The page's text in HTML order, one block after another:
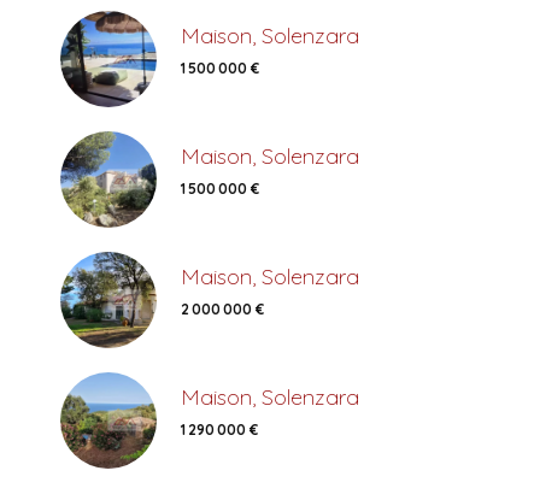
Maison, Solenzara
1 500 000 €
Maison, Solenzara
1 500 000 €
Maison, Solenzara
2 000 000 €
Maison, Solenzara
1 290 000 €